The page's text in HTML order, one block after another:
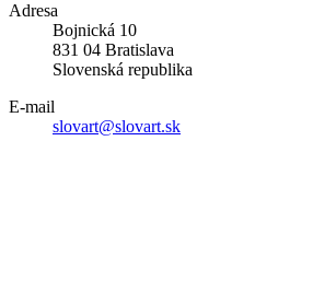
Adresa
Bojnická 10
831 04 Bratislava
Slovenská republika
E-mail
slovart@slovart.sk